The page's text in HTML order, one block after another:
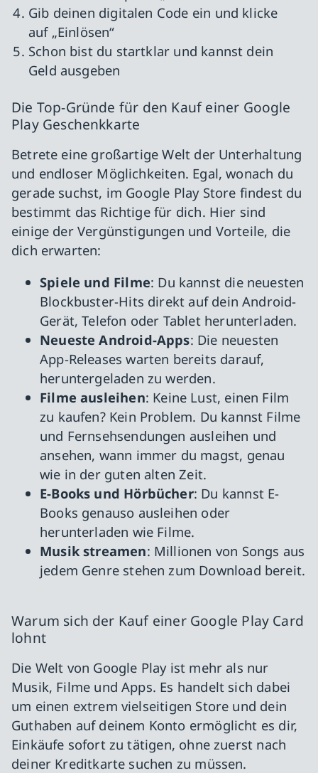
Gib deinen digitalen Code ein und klicke
auf „Einlösen“
Schon bist du startklar und kannst dein
Geld ausgeben
Die Top-Gründe für den Kauf einer Google
Play Geschenkkarte
Betrete eine großartige Welt der Unterhaltung
und endloser Möglichkeiten. Egal, wonach du
gerade suchst, im Google Play Store findest du
bestimmt das Richtige für dich. Hier sind
einige der Vergünstigungen und Vorteile, die
dich erwarten:
Spiele und Filme: Du kannst die neuesten
Blockbuster-Hits direkt auf dein Android-
Gerät, Telefon oder Tablet herunterladen.
Neueste Android-Apps: Die neuesten
App-Releases warten bereits darauf,
heruntergeladen zu werden.
Filme ausleihen: Keine Lust, einen Film
zu kaufen? Kein Problem. Du kannst Filme
und Fernsehsendungen ausleihen und
ansehen, wann immer du magst, genau
wie in der guten alten Zeit.
E-Books und Hörbücher: Du kannst E-
Books genauso ausleihen oder
herunterladen wie Filme.
Musik streamen: Millionen von Songs aus
jedem Genre stehen zum Download bereit.
Warum sich der Kauf einer Google Play Card
lohnt
Die Welt von Google Play ist mehr als nur
Musik, Filme und Apps. Es handelt sich dabei
um einen extrem vielseitigen Store und dein
Guthaben auf deinem Konto ermöglicht es dir,
Einkäufe sofort zu tätigen, ohne zuerst nach
deiner Kreditkarte suchen zu müssen.